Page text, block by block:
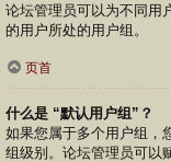
论坛管理员可以为不同用
的用户所处的用户组。
页首
什么是 “默认用户组”？
如果您属于多个用户组，
组级别。论坛管理员可以